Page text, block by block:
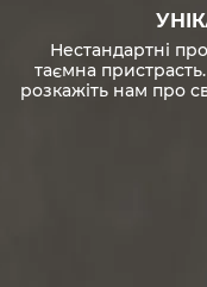
Нестандартні
таємна
розкажіть нам про